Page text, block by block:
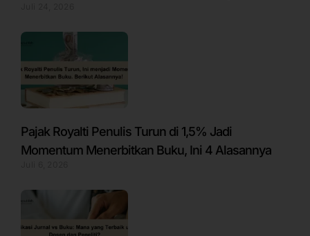
Pajak Royalti Penulis Turun di 1,5% Jadi
Momentum Menerbitkan Buku, Ini 4 Alasannya